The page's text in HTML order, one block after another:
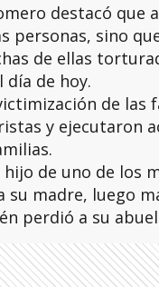
destacó que
personas, sino
de ellas
día de hoy.
de las
y ejecutaron
hijo de uno de los
su madre, luego
perdió a su